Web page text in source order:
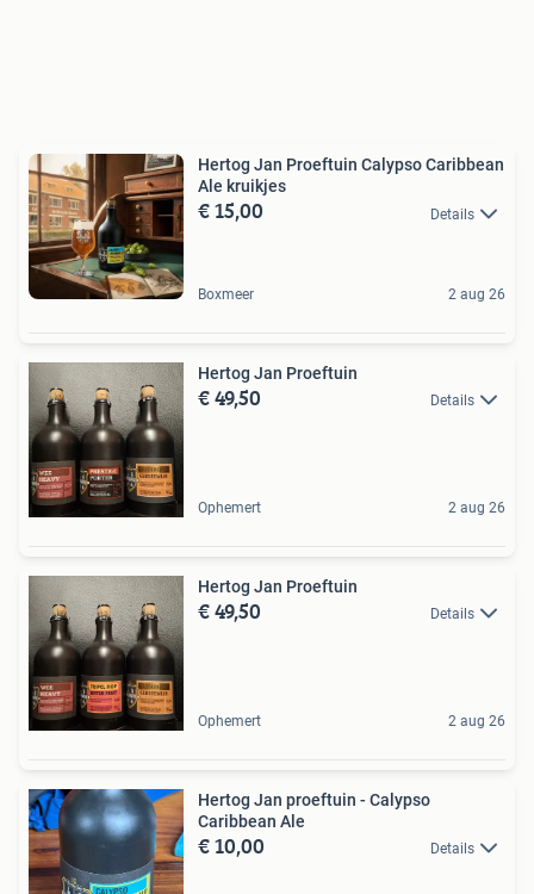
Hertog Jan Proeftuin Calypso Caribbean
Ale kruikjes
€ 15,00 Details
Boxmeer 2 aug 26
Hertog Jan Proeftuin
€ 49,50 Details
Ophemert 2 aug 26
Hertog Jan Proeftuin
€ 49,50 Details
Ophemert 2 aug 26
Hertog Jan proeftuin - Calypso
Caribbean Ale
€ 10,00 Details